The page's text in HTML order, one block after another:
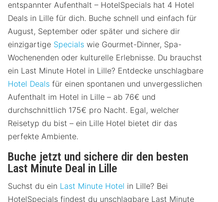
entspannter Aufenthalt – HotelSpecials hat 4 Hotel
Deals in Lille für dich. Buche schnell und einfach für
August, September oder später und sichere dir
einzigartige Specials wie Gourmet-Dinner, Spa-
Wochenenden oder kulturelle Erlebnisse. Du brauchst
ein Last Minute Hotel in Lille? Entdecke unschlagbare
Hotel Deals für einen spontanen und unvergesslichen
Aufenthalt im Hotel in Lille – ab 76€ und
durchschnittlich 175€ pro Nacht. Egal, welcher
Reisetyp du bist – ein Lille Hotel bietet dir das
perfekte Ambiente.
Buche jetzt und sichere dir den besten
Last Minute Deal in Lille
Suchst du ein Last Minute Hotel in Lille? Bei
HotelSpecials findest du unschlagbare Last Minute